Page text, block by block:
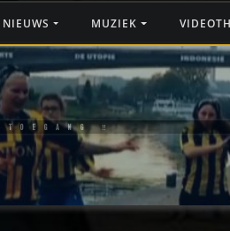
NIEUWS MUZIEK
TOEGANG ‼️